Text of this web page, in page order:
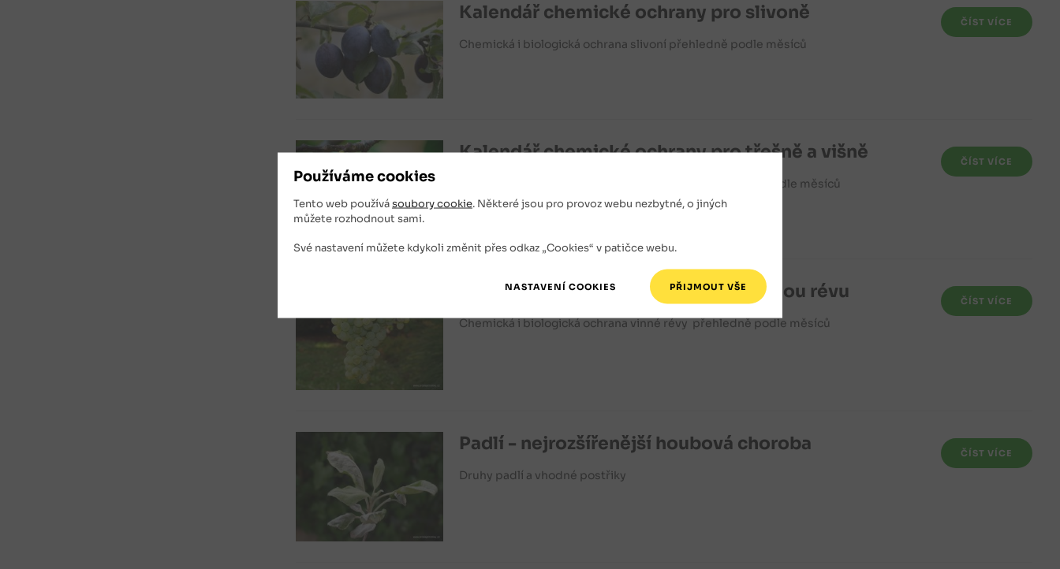
Používáme cookies
Tento web používásoubory cookie. Některé jsou pro provoz webu nezbytné, o jiných
můžete rozhodnout sami.
Své nastavení můžete kdykoli změnit přes odkaz „Cookies“ v patičce webu.
Kalendář chemické ochrany pro slivoně
Chemická i biologická ochrana slivoní přehledně podle měsíců
ČÍST VÍCE
Kalendář chemické ochrany pro třešně a višně
Chemická i biologická ochrana třešní a višní přehledně podle měsíců
ČÍST VÍCE
Kalendář chemické ochrany pro vinnou révu
Chemická i biologická ochrana vinné révy přehledně podle měsíců
ČÍST VÍCE
Padlí - nejrozšířenější houbová choroba
Druhy padlí a vhodné postřiky
ČÍST VÍCE